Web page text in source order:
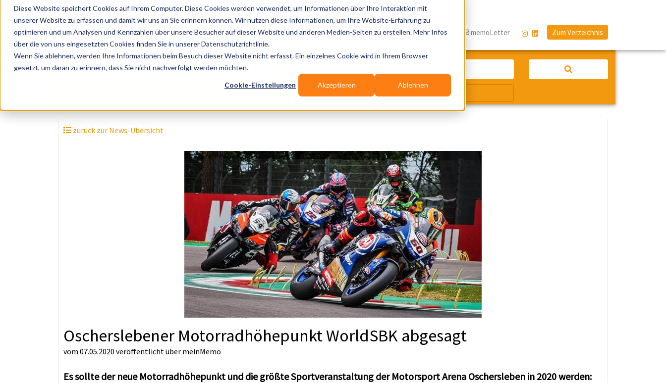
Diese Website speichert Cookies auf Ihrem Computer. Diese Cookies werden verwendet, um Informationen über Ihre Interaktion mit
unserer Website zu erfassen und damit wir uns an Sie erinnern können. Wir nutzen diese Informationen, um Ihre Website-Erfahrung zu
optimieren und um Analysen und Kennzahlen über unsere Besucher auf dieser Website und anderen Medien-Seiten zu erstellen. Mehr Infos
über die von uns eingesetzten Cookies finden Sie in unserer Datenschutzrichtlinie.
Wenn Sie ablehnen, werden Ihre Informationen beim Besuch dieser Website nicht erfasst. Ein einzelnes Cookie wird in Ihrem Browser
gesetzt, um daran zu erinnern, dass Sie nicht nachverfolgt werden möchten.
Cookie-Einstellungen Akzeptieren Ablehnen
zurück zur News-Übersicht
Oscherslebener Motorradhöhepunkt WorldSBK abgesagt
vom 07.05.2020 veröffentlicht über meinMemo
Es sollte der neue Motorradhöhepunkt und die größte Sportveranstaltung der Motorsport Arena Oschersleben in 2020 werden:
Publikationen Branchen-Infos Services Blog memoLetter Zum Verzeichnis
Künstler, Zelte, Bands, Catering, ...
Wir suchen für Dich